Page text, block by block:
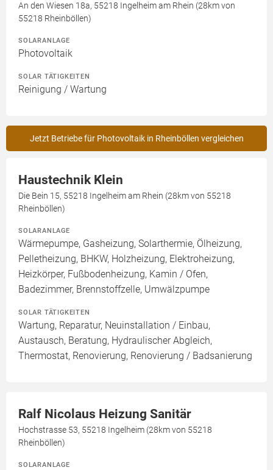
An den Wiesen 18a, 55218 Ingelheim am Rhein (28km von
55218 Rheinböllen)
SOLARANLAGE
Photovoltaik
SOLAR TÄTIGKEITEN
Reinigung / Wartung
Jetzt Betriebe für Photovoltaik in Rheinböllen vergleichen
Haustechnik Klein
Die Bein 15, 55218 Ingelheim am Rhein (28km von 55218
Rheinböllen)
SOLARANLAGE
Wärmepumpe, Gasheizung, Solarthermie, Ölheizung,
Pelletheizung, BHKW, Holzheizung, Elektroheizung,
Heizkörper, Fußbodenheizung, Kamin / Ofen,
Badezimmer, Brennstoffzelle, Umwälzpumpe
SOLAR TÄTIGKEITEN
Wartung, Reparatur, Neuinstallation / Einbau,
Austausch, Beratung, Hydraulischer Abgleich,
Thermostat, Renovierung, Renovierung / Badsanierung
Ralf Nicolaus Heizung Sanitär
Hochstrasse 53, 55218 Ingelheim (28km von 55218
Rheinböllen)
SOLARANLAGE